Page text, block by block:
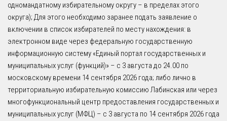
одномандатному избирательному округу – в пределах этого
округа); Для этого необходимо заранее подать заявление о
включении в список избирателей по месту нахождения: в
электронном виде через федеральную государственную
информационную систему «Единый портал государственных и
муниципальных услуг (функций)» – с 3 августа до 24.00 по
московскому времени 14 сентября 2026 года; либо лично в
территориальную избирательную комиссию Лабинская или через
многофункциональный центр предоставления государственных и
муниципальных услуг (МФЦ) – с 3 августа по 14 сентября 2026 года